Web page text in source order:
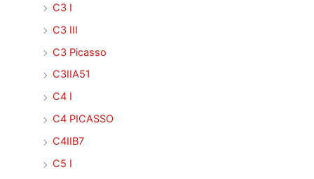
C3 I
C3 III
C3 Picasso
C3IIA51
C4 I
C4 PICASSO
C4IIB7
C5 I